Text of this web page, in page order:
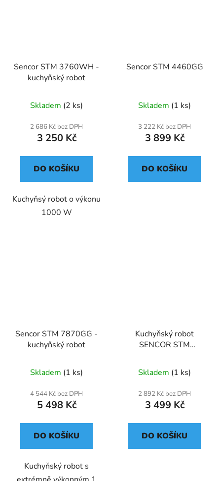
Sencor STM 3760WH -
kuchyňský robot
Skladem (2 ks)
2 686 Kč bez DPH
3 250 Kč
DO KOŠÍKU
Kuchyňsý robot o výkonu
1000 W
Sencor STM 4460GG
Skladem (1 ks)
3 222 Kč bez DPH
3 899 Kč
DO KOŠÍKU
Sencor STM 7870GG -
kuchyňský robot
Skladem (1 ks)
4 544 Kč bez DPH
5 498 Kč
DO KOŠÍKU
Kuchyňský robot s
Kuchyňský robot
SENCOR STM
Skladem (1 ks)
2 892 Kč bez DPH
3 499 Kč
DO KOŠÍKU